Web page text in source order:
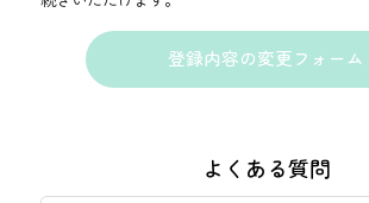
登録内容の変更フォーム
よくある質問